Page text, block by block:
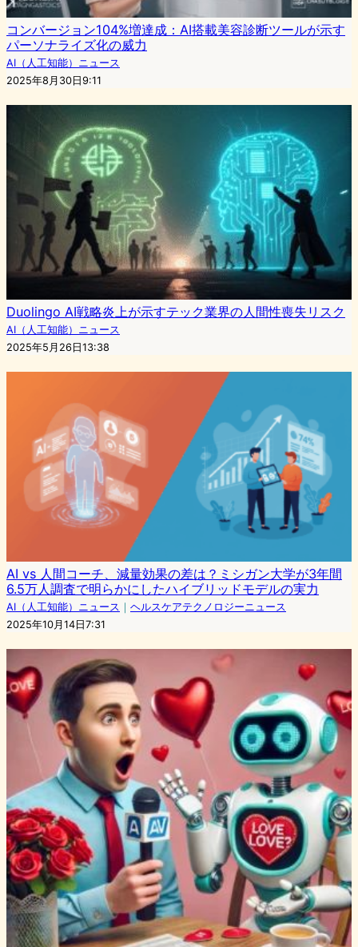
コンバージョン104%増達成：AI搭載美容診断ツールが示す
パーソナライズ化の威力
AI（人工知能）ニュース
2025年8月30日9:11
Duolingo AI戦略炎上が示すテック業界の人間性喪失リスク
AI（人工知能）ニュース
2025年5月26日13:38
AI vs 人間コーチ、減量効果の差は？ミシガン大学が3年間
6.5万人調査で明らかにしたハイブリッドモデルの実力
AI（人工知能）ニュース ｜ ヘルスケアテクノロジーニュース
2025年10月14日7:31